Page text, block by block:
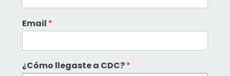
Email *
¿Cómo llegaste a CDC?*